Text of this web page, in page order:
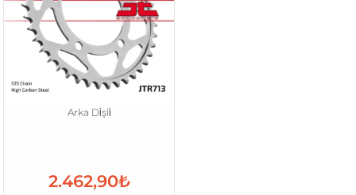
Arka Di̇şli̇
2.462,90₺